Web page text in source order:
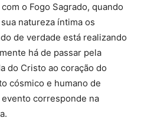
o Fogo Sagrado, quando
natureza íntima os
de verdade está realizando
há de passar pela
do Cristo ao coração do
cósmico e humano de
corresponde na